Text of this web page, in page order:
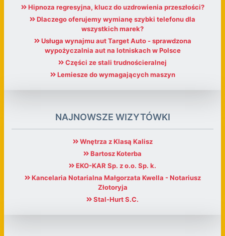
Hipnoza regresyjna, klucz do uzdrowienia przeszłości?
Dlaczego oferujemy wymianę szybki telefonu dla
wszystkich marek?
Usługa wynajmu aut Target Auto - sprawdzona
wypożyczalnia aut na lotniskach w Polsce
Części ze stali trudnościeralnej
Lemiesze do wymagających maszyn
NAJNOWSZE WIZYTÓWKI
Wnętrza z Klasą Kalisz
Bartosz Koterba
EKO-KAR Sp. z o.o. Sp. k.
Kancelaria Notarialna Małgorzata Kwella - Notariusz
Złotoryja
Stal-Hurt S.C.